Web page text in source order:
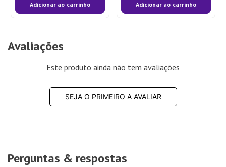
Adicionar ao carrinho Adicionar ao carrinho
Avaliações
Este produto ainda não tem avaliações
SEJA O PRIMEIRO A AVALIAR
Perguntas & respostas